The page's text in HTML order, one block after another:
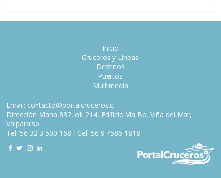
Inicio
Cruceros y Líneas
Destinos
Puertos
Multimedia
Email: contacto@portalcruceros.cl
Dirección: Viana 837, of. 214, Edificio Vía Bo, Viña del Mar,
Valparaíso
Tel: 56 32 3 500 168 / Cel: 56 9 4586 1818